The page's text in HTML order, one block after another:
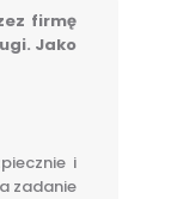
firmę
Jako
i
zadanie